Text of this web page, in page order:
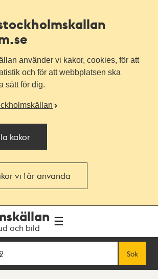
använder vi kakor, cookies, för att
och för att webbplatsen ska
sätt för dig.
kakor
vi får använda
och bild
Sök